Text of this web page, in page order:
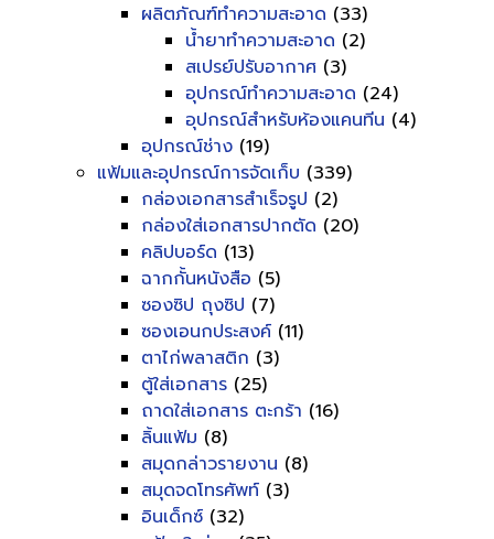
ผลิตภัณฑ์ทำความสะอาด (33)
น้ำยาทำความสะอาด (2)
สเปรย์ปรับอากาศ (3)
อุปกรณ์ทำความสะอาด (24)
อุปกรณ์สำหรับห้องแคนทีน (4)
อุปกรณ์ช่าง (19)
แฟ้มและอุปกรณ์การจัดเก็บ (339)
กล่องเอกสารสำเร็จรูป (2)
กล่องใส่เอกสารปากตัด (20)
คลิปบอร์ด (13)
ฉากกั้นหนังสือ (5)
ซองซิป ถุงซิป (7)
ซองเอนกประสงค์ (11)
ตาไก่พลาสติก (3)
ตู้ใส่เอกสาร (25)
ถาดใส่เอกสาร ตะกร้า (16)
ลิ้นแฟ้ม (8)
สมุดกล่าวรายงาน (8)
สมุดจดโทรศัพท์ (3)
อินเด็กซ์ (32)